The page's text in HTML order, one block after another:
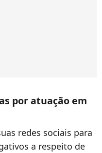
por atuação em
redes sociais para
a respeito de